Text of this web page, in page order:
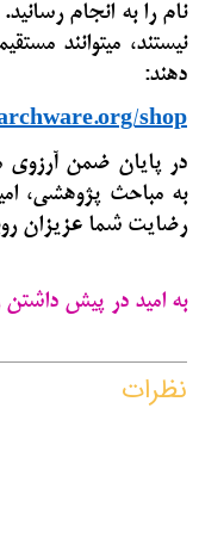
نام را به انجام
نیستند، میتوانند
دهند:
shop
در پایان ضمن آرزوی
به مباحث پژوهشی،
رضایت شما عزیزان
به امید در پیش داشتن
نظرات